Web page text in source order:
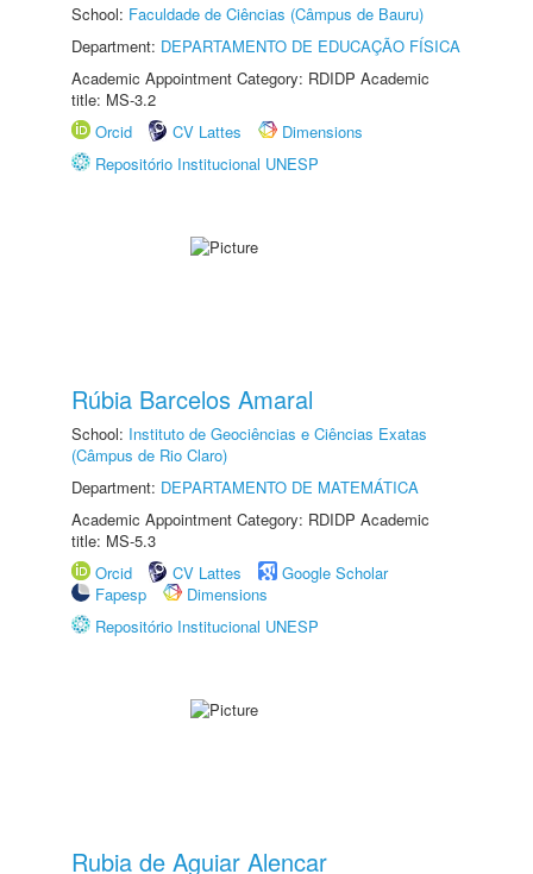
School: Faculdade de Ciências (Câmpus de Bauru)
Department: DEPARTAMENTO DE EDUCAÇÃO FÍSICA
Academic Appointment Category: RDIDP Academic
title: MS-3.2
Orcid
CV Lattes
Dimensions
Repositório Institucional UNESP
Rúbia Barcelos Amaral
School: Instituto de Geociências e Ciências Exatas
(Câmpus de Rio Claro)
Department: DEPARTAMENTO DE MATEMÁTICA
Academic Appointment Category: RDIDP Academic
title: MS-5.3
Orcid
CV Lattes
Google Scholar
Fapesp
Dimensions
Repositório Institucional UNESP
Rubia de Aguiar Alencar